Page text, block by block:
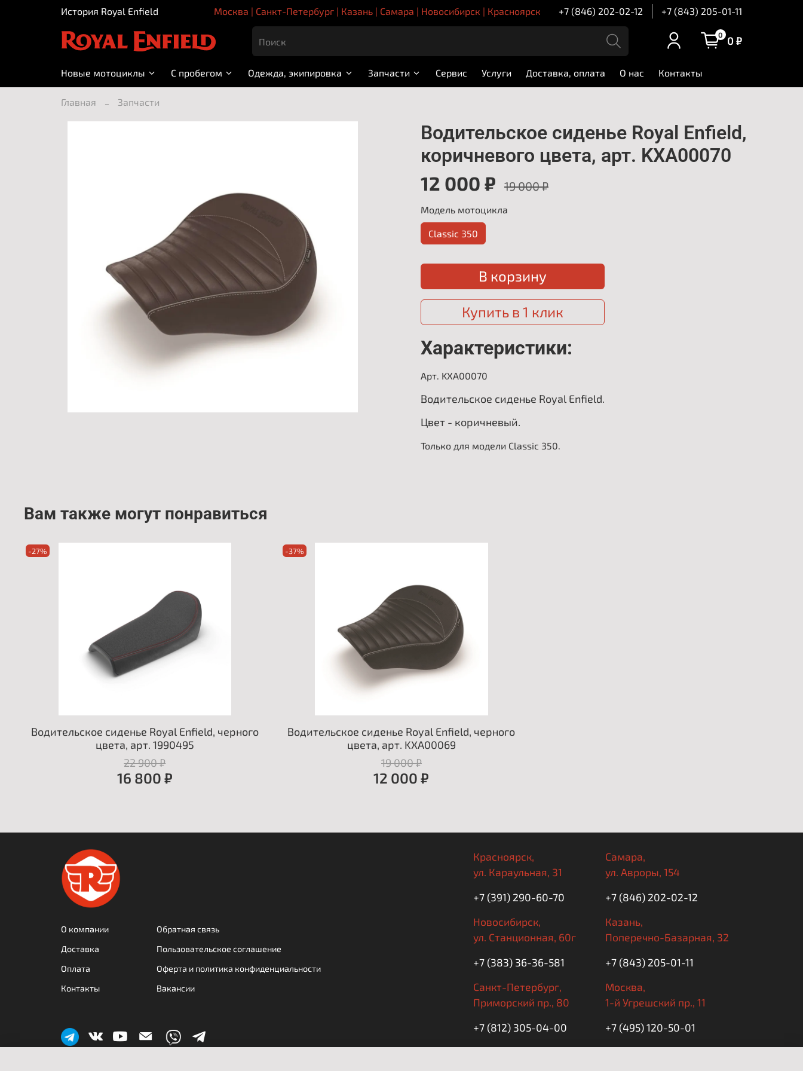
История Royal Enfield Москва | Санкт-Петербург | Казань | Самара | Новосибирск | Красноярск +7 (846) 202-02-12 +7 (843) 205-01-11
0 0 ₽
Новые мотоциклы С пробегом Одежда, экипировка Запчасти Сервис Услуги Доставка, оплата О нас Контакты
Главная Запчасти
Водительское сиденье Royal Enfield,
коричневого цвета, арт. KXA00070
12 000 ₽
19 000 ₽
В корзину
Купить в 1 клик
Модель мотоцикла
Classic 350
Характеристики:
Арт. KXA00070
Водительское сиденье Royal Enfield.
Цвет - коричневый.
Только для модели Classic 350.
Вам также могут понравиться
-27%
Водительское сиденье Royal Enfield, черного
цвета, арт. 1990495
22 900 ₽
16 800 ₽
-37%
Водительское сиденье Royal Enfield, черного
цвета, арт. KXA00069
19 000 ₽
12 000 ₽
О компании
Доставка
Оплата
Контакты
Обратная связь
Пользовательское соглашение
Оферта и политика конфиденциальности
Вакансии
Красноярск,
ул. Караульная, 31
+7 (391) 290-60-70
Самара,
ул. Авроры, 154
+7 (846) 202-02-12
Новосибирск,
ул. Станционная, 60г
+7 (383) 36-36-581
Казань,
Поперечно-Базарная, 32
+7 (843) 205-01-11
Санкт-Петербург,
Приморский пр., 80
+7 (812) 305-04-00
Москва,
1-й Угрешский пр., 11
+7 (495) 120-50-01